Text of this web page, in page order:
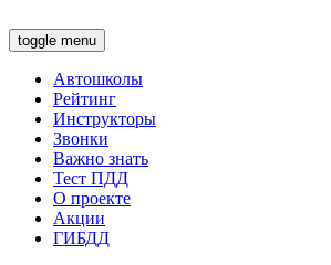
toggle menu
Автошколы
Рейтинг
Инструкторы
Звонки
Важно знать
Тест ПДД
О проекте
Акции
ГИБДД